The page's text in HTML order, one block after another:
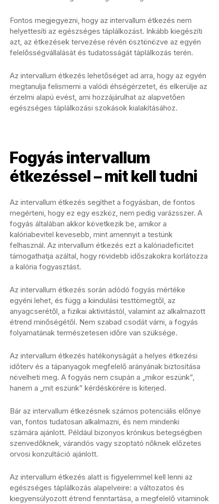
Fontos megjegyezni, hogy az intervallum étkezés nem
helyettesíti az egészséges táplálkozást. Inkább kiegészíti
azt, az étkezések tervezése révén ösztönözve az egyén
felelősségvállalását és tudatosságát táplálkozás terén.
Az intervallum étkezés lehetőséget ad arra, hogy az egyén
megtanulja felismerni a valódi éhségérzetet, és elkerülje az
érzelmi alapú evést, ami hozzájárulhat az alapvetően
egészséges táplálkozási szokások kialakításához.
Fogyás intervallum
étkezéssel – mit kell tudni
Az intervallum étkezés segíthet a fogyásban, de fontos
megérteni, hogy ez egy eszköz, nem pedig varázsszer. A
fogyás általában akkor következik be, amikor a
kalóriabevitel kevesebb, mint amennyit a testünk
felhasznál. Az intervallum étkezés ezt a kalóriadeficitet
támogathatja azáltal, hogy rövidebb időszakokra korlátozza
a kalória fogyasztást.
Az intervallum étkezés során adódó fogyás mértéke
egyéni lehet, és függ a kiindulási testtömegtől, az
anyagcserétől, a fizikai aktivitástól, valamint az alkalmazott
étrend minőségétől. Nem szabad csodát várni, a fogyás
folyamatának természetesen időre van szüksége.
Az intervallum étkezés hatékonyságát a helyes étkezési
időterv és a tápanyagok megfelelő arányának biztosítása
növelheti meg. A fogyás nem csupán a „mikor eszünk”,
hanem a „mit eszünk” kérdéskörére is kiterjed.
Bár az intervallum étkezésnek számos potenciális előnye
van, fontos tudatosan alkalmazni, és nem mindenki
számára ajánlott. Például bizonyos krónikus betegségben
szenvedőknek, várandós vagy szoptató nőknek előzetes
orvosi konzultáció ajánlott.
Az intervallum étkezés alatt is figyelemmel kell lenni az
egészséges táplálkozás alapelveire: a változatos és
kiegyensúlyozott étrend fenntartása, a megfelelő vitaminok